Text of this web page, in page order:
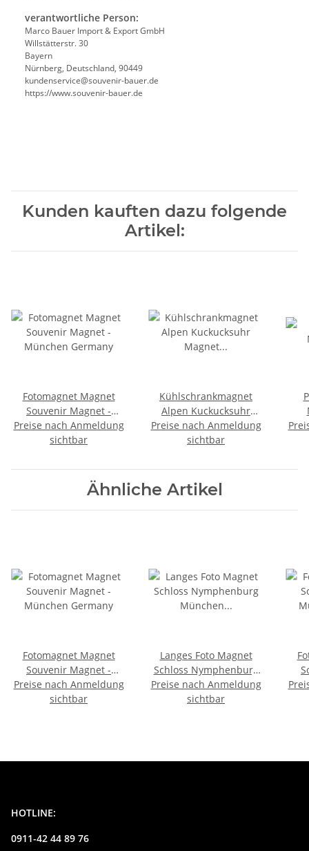
verantwortliche Person:
Marco Bauer Import & Export GmbH
Willstätterstr. 30
Bayern
Nürnberg, Deutschland, 90449
kundenservice@souvenir-bauer.de
https://www.souvenir-bauer.de
Kunden kauften dazu folgende
Artikel:
Fotomagnet Magnet
Souvenir Magnet -
München Germany
Preise nach Anmeldung
sichtbar
Kühlschrankmagnet
Alpen Kuckucksuhr
Magnet
Urlaubserinnerung
München
Preise nach Anmeldung
sichtbar
Ähnliche Artikel
Fotomagnet Magnet
Souvenir Magnet -
München Germany
Preise nach Anmeldung
sichtbar
Langes Foto Magnet
Schloss Nymphenburg
München Germany
Deutschland Bayern
Preise nach Anmeldung
sichtbar
HOTLINE:
0911-42 44 89 76